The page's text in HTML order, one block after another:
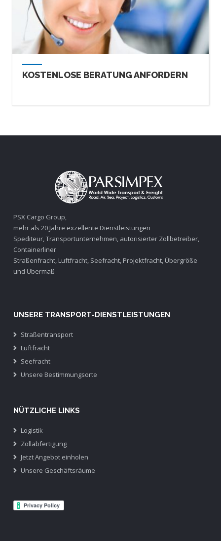
KOSTENLOSE BERATUNG ANFORDERN
PSX Cargo Group,
mehr als 20 Jahre exzellente Dienstleistungen
Spediteur, Transportunternehmen, autorisierter Zollbetreiber,
Containerliner
Straßenfracht, Luftfracht, Seefracht, Projektfracht, Übergröße
und Übermaß
UNSERE TRANSPORT-DIENSTLEISTUNGEN
Straßentransport
Luftfracht
Seefracht
Unsere Bestimmungsorte
NÜTZLICHE LINKS
Logistik
Zollabfertigung
Jetzt Angebot einholen
Unsere Geschäftsräume